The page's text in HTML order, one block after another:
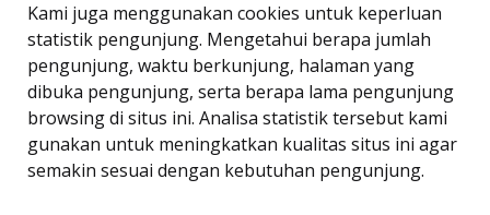
Kami juga menggunakan cookies untuk keperluan
statistik pengunjung. Mengetahui berapa jumlah
pengunjung, waktu berkunjung, halaman yang
dibuka pengunjung, serta berapa lama pengunjung
browsing di situs ini. Analisa statistik tersebut kami
gunakan untuk meningkatkan kualitas situs ini agar
semakin sesuai dengan kebutuhan pengunjung.